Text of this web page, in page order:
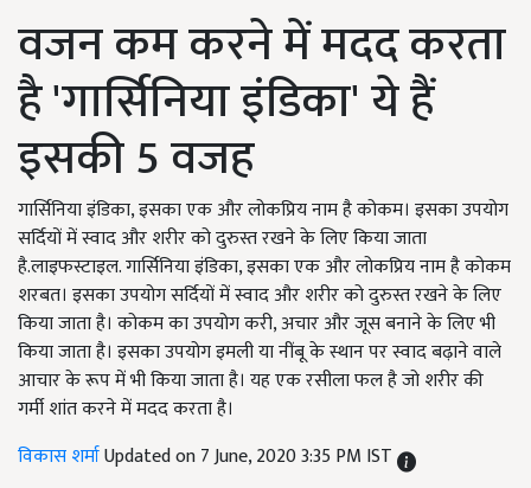
वजन कम करने में मदद करता
है 'गार्सिनिया इंडिका' ये हैं
इसकी 5 वजह
गार्सिनिया इंडिका, इसका एक और लोकप्रिय नाम है कोकम। इसका उपयोग
सर्दियों में स्वाद और शरीर को दुरुस्त रखने के लिए किया जाता
है.लाइफस्टाइल. गार्सिनिया इंडिका, इसका एक और लोकप्रिय नाम है कोकम
शरबत। इसका उपयोग सर्दियों में स्वाद और शरीर को दुरुस्त रखने के लिए
किया जाता है। कोकम का उपयोग करी, अचार और जूस बनाने के लिए भी
किया जाता है। इसका उपयोग इमली या नींबू के स्थान पर स्वाद बढ़ाने वाले
आचार के रूप में भी किया जाता है। यह एक रसीला फल है जो शरीर की
गर्मी शांत करने में मदद करता है।
विकास शर्माUpdated on 7 June, 2020 3:35 PM IST